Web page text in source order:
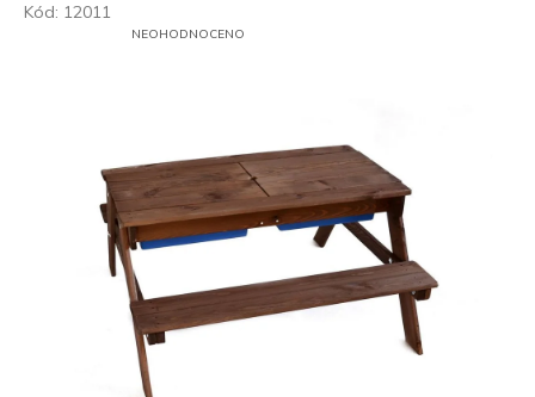
Kód: 12011
PRŮMĚRNÉ
HVĚZDIČEK.
NEOHODNOCENO